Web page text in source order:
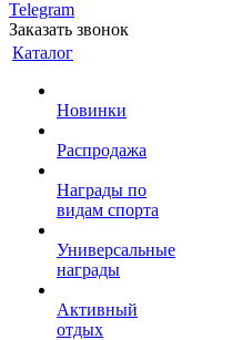
Telegram
Заказать звонок
Каталог
Новинки
Распродажа
Награды по
видам спорта
Универсальные
награды
Активный
отдых